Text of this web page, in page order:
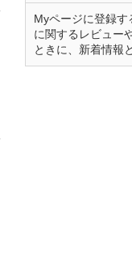
Myページに登録
に関するレビュー
ときに、新着情報